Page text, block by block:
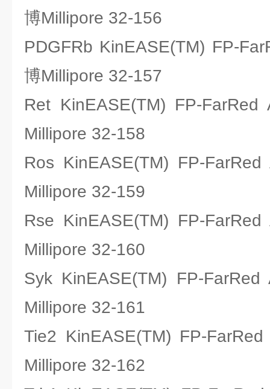
博Millipore 32-156
PDGFRb KinEASE(TM) FP-
博Millipore 32-157
Ret KinEASE(TM) FP-
Millipore 32-158
Ros KinEASE(TM) FP-
Millipore 32-159
Rse KinEASE(TM) FP-
Millipore 32-160
Syk KinEASE(TM) FP-
Millipore 32-161
Tie2 KinEASE(TM) FP-
Millipore 32-162